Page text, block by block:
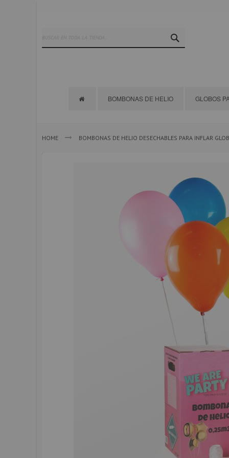
BOMBONAS DE HELIO GLOBOS
HOME BOMBONAS DE HELIO DESECHABLES PARA INFLAR